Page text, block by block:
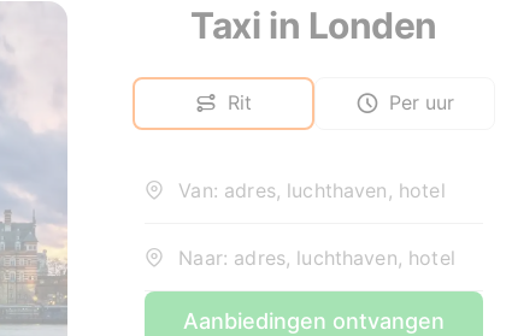
Taxi in Londen
Rit Per uur
Van: adres, luchthaven, hotel
Naar: adres, luchthaven, hotel
Aanbiedingen ontvangen